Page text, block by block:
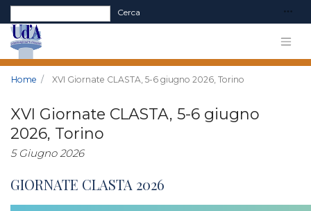
Form di ricerca
Cerca
Home XVI Giornate CLASTA, 5-6 giugno 2026, Torino
XVI Giornate CLASTA, 5-6 giugno
2026, Torino
5 Giugno 2026
GIORNATE CLASTA 2026